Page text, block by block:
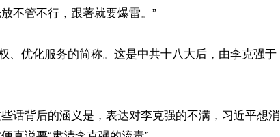
不管不行，跟著就要爆雷。”
、优化服务的简称。这是中共十八大后，由李克强于
话背后的涵义是，表达对李克强的不满，习近平想消